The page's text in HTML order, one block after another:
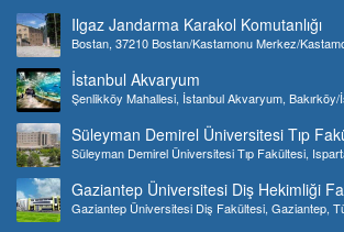
Ilgaz Jandarma Karakol Komutanlığı
Bostan, 37210 Bostan/Kastamonu Merkez/
İstanbul Akvaryum
Şenlikköy Mahallesi, İstanbul Akvaryum,
Süleyman Demirel Üniversitesi Tıp
Süleyman Demirel Üniversitesi Tıp Fakültesi,
Gaziantep Üniversitesi Diş Hekimliği
Gaziantep Üniversitesi Diş Fakültesi, Gaziantep,